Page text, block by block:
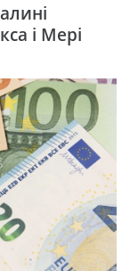
і Мері